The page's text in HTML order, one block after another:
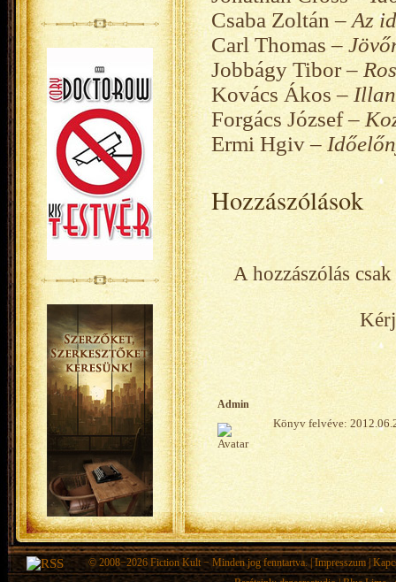
Csaba Zoltán – Az
Carl Thomas –
Jobbágy Tibor –
Kovács Ákos –
Forgács József –
Ermi Hgiv –
Hozzászólások
A hozzászólás
Admin
Könyv felvéve:
© 2008−2026 Fiction Kult − Minden jog fenntartva. | Impresszum|